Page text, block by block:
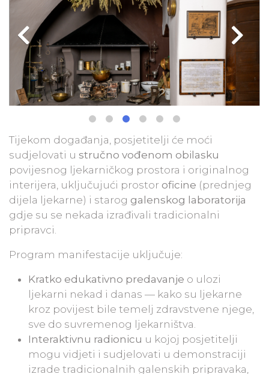
Tijekom događanja, posjetitelji će moći
sudjelovati u stručno vođenom obilasku
povijesnog ljekarničkog prostora i originalnog
interijera, uključujući prostor oficine (prednjeg
dijela ljekarne) i starog galenskog laboratorija
gdje su se nekada izrađivali tradicionalni
pripravci.
Program manifestacije uključuje:
Kratko edukativno predavanje o ulozi
ljekarni nekad i danas — kako su ljekarne
kroz povijest bile temelj zdravstvene njege,
sve do suvremenog ljekarništva.
Interaktivnu radionicu u kojoj posjetitelji
mogu vidjeti i sudjelovati u demonstraciji
izrade tradicionalnih galenskih pripravaka,